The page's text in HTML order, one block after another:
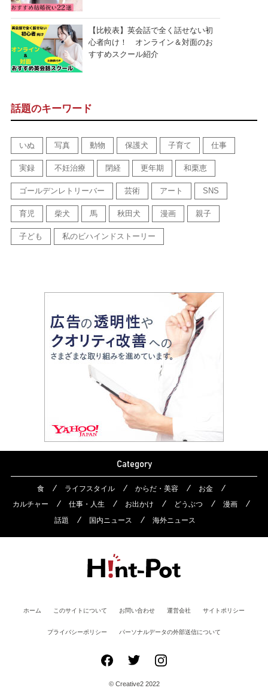
【比較表】英会話で全く話せない初
心者向け！ オンライン＆対面のお
すすめスクール紹介
話題のキーワード
いぬ 写真 動物 保護犬 子育て 仕事
実録 不妊治療 閉経 更年期 和栗恵
ゴールデンレトリーバー 芸術 アート SNS
育児 柴犬 馬 秋田犬 漫画 親子
子ども 私のビハインドストーリー
Category
食 ライフスタイル からだ・美容
お金
カルチャー
仕事・人生 お出かけ どうぶつ
漫画
話題
国内ニュース 海外ニュース
ホーム このサイトについて お問い合わせ 運営会社 サイトポリシー
プライバシーポリシー パーソナルデータの外部送信について
© Creative2 2022